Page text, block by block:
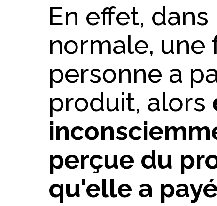
En effet,
normale, une
personne a
produit, alors
perçue du
qu'elle a